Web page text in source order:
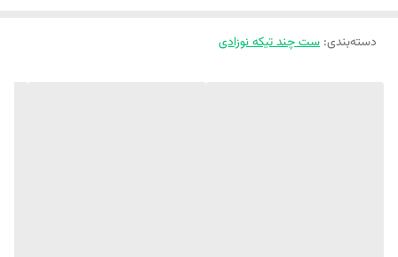
سایز 24 تا 12 ماه : قد بادی : ۵۰ پهنا : ۳۲ قد شلوار : ۵۴
دسته‌بندی: ست چند تیکه نوزادی